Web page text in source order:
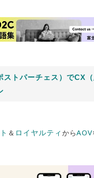
ストパーチェス）でCX
＆ ロイヤルティ からAOV